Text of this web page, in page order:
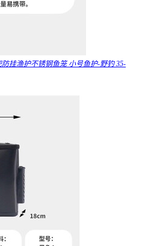
挂渔护不锈钢鱼笼 小号鱼护-野钓 35-